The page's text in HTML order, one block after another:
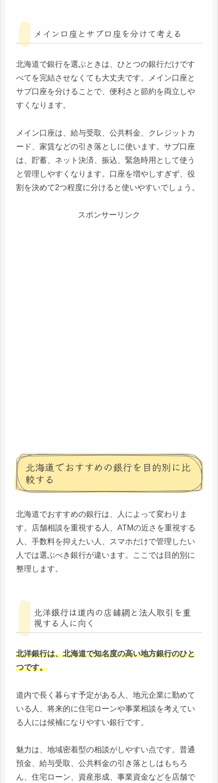
メイン口座とサブ口座を分けて考える
北海道で銀行を選ぶときは、ひとつの銀行だけです
べてを完結させなくても大丈夫です。メイン口座と
サブ口座を分けることで、便利さと節約を両立しや
すくなります。
メイン口座は、給与受取、公共料金、クレジットカ
ード、家賃などの引き落としに使います。サブ口座
は、貯蓄、ネット決済、振込、緊急時用として使う
と管理しやすくなります。口座を増やしすぎず、役
割を決めて2つ程度に分けると使いやすいでしょう。
スポンサーリンク
北海道でおすすめの銀行を目的別に比
較する
北海道でおすすめの銀行は、人によって変わりま
す。店舗相談を重視する人、ATMの近さを重視する
人、手数料を抑えたい人、スマホだけで管理したい
人では選ぶべき銀行が違います。ここでは目的別に
整理します。
北洋銀行は道内の店舗網と法人取引を重
視する人に向く
北洋銀行は、北海道で知名度の高い地方銀行のひと
つです。
道内で長く暮らす予定がある人、地元企業に勤めて
いる人、将来的に住宅ローンや事業相談を考えてい
る人には候補になりやすい銀行です。
魅力は、地域密着型の相談がしやすい点です。普通
預金、給与受取、公共料金の引き落としはもちろ
ん、住宅ローン、資産形成、事業資金などを店舗で